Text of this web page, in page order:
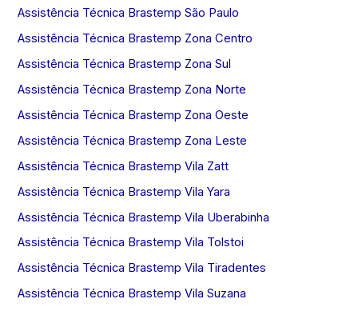
Assistência Técnica Brastemp São Paulo
Assistência Técnica Brastemp Zona Centro
Assistência Técnica Brastemp Zona Sul
Assistência Técnica Brastemp Zona Norte
Assistência Técnica Brastemp Zona Oeste
Assistência Técnica Brastemp Zona Leste
Assistência Técnica Brastemp Vila Zatt
Assistência Técnica Brastemp Vila Yara
Assistência Técnica Brastemp Vila Uberabinha
Assistência Técnica Brastemp Vila Tolstoi
Assistência Técnica Brastemp Vila Tiradentes
Assistência Técnica Brastemp Vila Suzana